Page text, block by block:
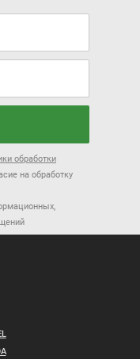
обработки
на обработку